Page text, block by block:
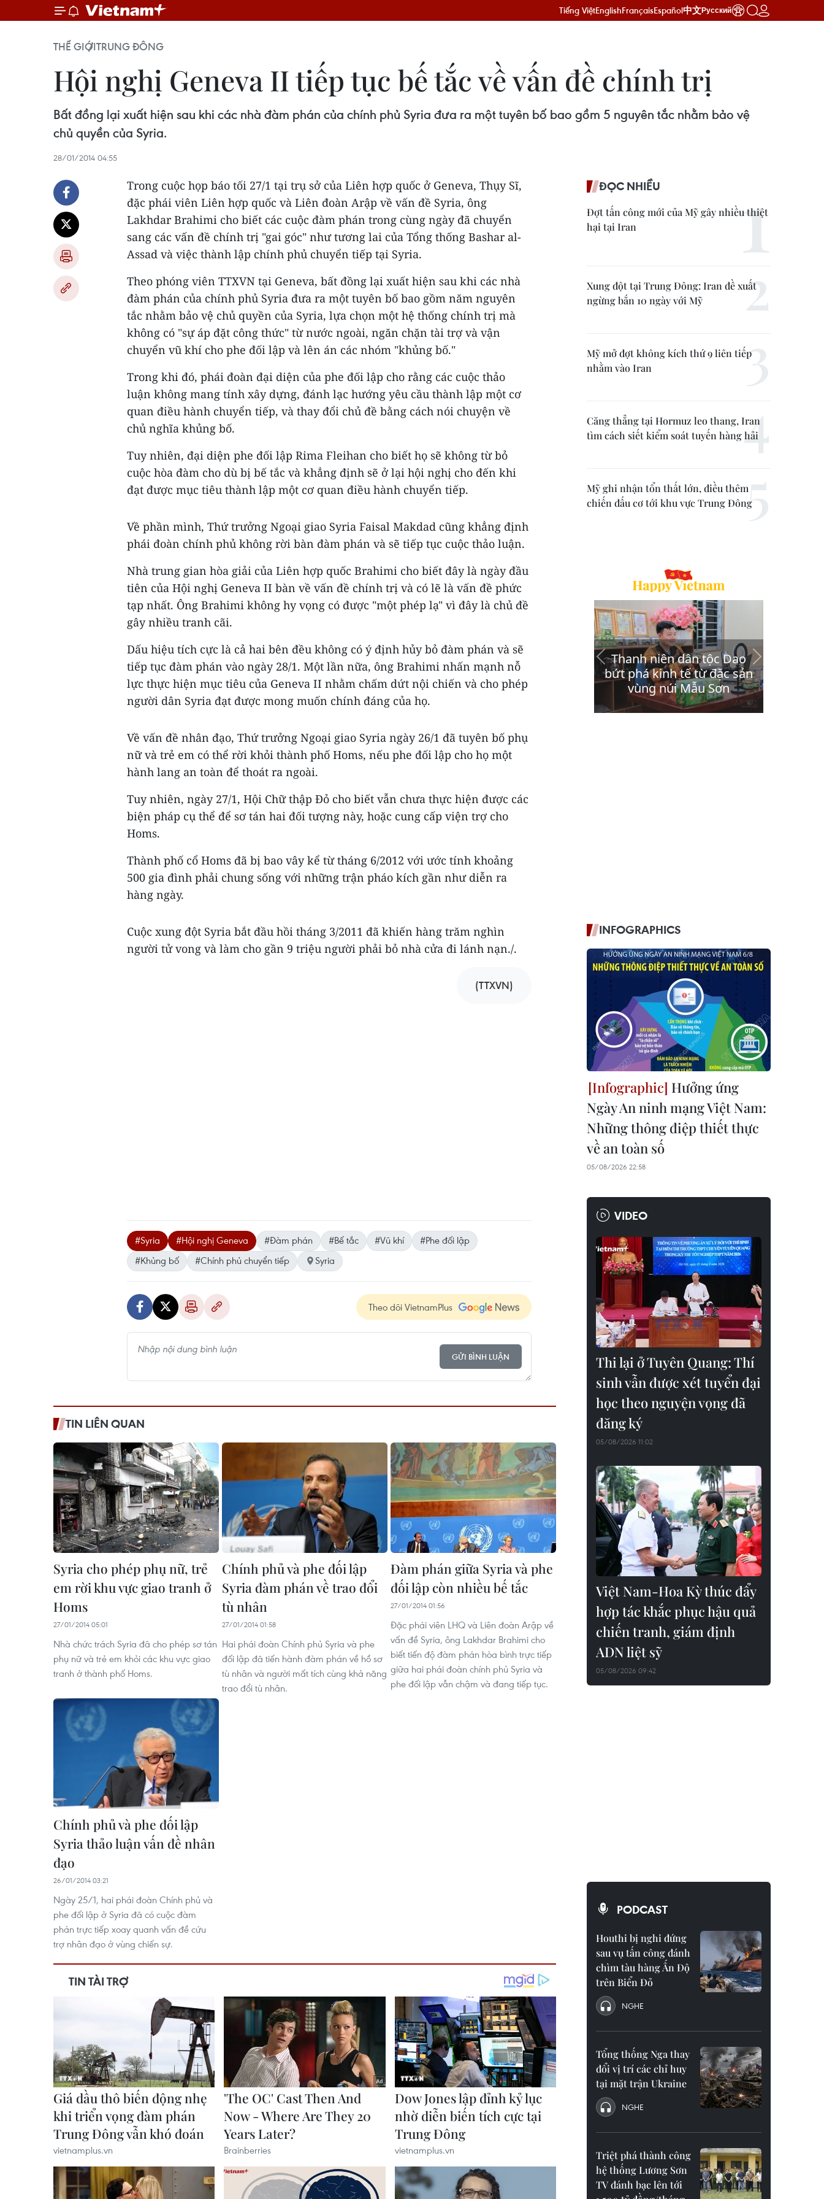
Tiếng ViệtEnglishFrançaisEspañol中文Русский
THẾ GIỚITRUNG ĐÔNG
Hội nghị Geneva II tiếp tục bế tắc về vấn đề chính trị
Bất đồng lại xuất hiện sau khi các nhà đàm phán của chính phủ Syria đưa ra một tuyên bố bao gồm 5 nguyên tắc nhằm bảo vệ
chủ quyền của Syria.
28/01/2014 04:55
Trong cuộc họp báo tối 27/1 tại trụ sở của Liên hợp quốc ở Geneva, Thụy Sĩ,
đặc phái viên Liên hợp quốc và Liên đoàn Arập về vấn đề Syria, ông
Lakhdar Brahimi cho biết các cuộc đàm phán trong cùng ngày đã chuyển
sang các vấn đề chính trị "gai góc" như tương lai của Tổng thống Bashar al-
Assad và việc thành lập chính phủ chuyển tiếp tại Syria.
Theo phóng viên TTXVN tại Geneva, bất đồng lại xuất hiện sau khi các nhà
đàm phán của chính phủ Syria đưa ra một tuyên bố bao gồm năm nguyên
tắc nhằm bảo vệ chủ quyền của Syria, lựa chọn một hệ thống chính trị mà
không có "sự áp đặt công thức" từ nước ngoài, ngăn chặn tài trợ và vận
chuyển vũ khí cho phe đối lập và lên án các nhóm "khủng bố."
Trong khi đó, phái đoàn đại diện của phe đối lập cho rằng các cuộc thảo
luận không mang tính xây dựng, đánh lạc hướng yêu cầu thành lập một cơ
quan điều hành chuyển tiếp, và thay đổi chủ đề bằng cách nói chuyện về
chủ nghĩa khủng bố.
Tuy nhiên, đại diện phe đối lập Rima Fleihan cho biết họ sẽ không từ bỏ
cuộc hòa đàm cho dù bị bế ​​tắc và khẳng định sẽ ở lại hội nghị cho đến khi
đạt được mục tiêu thành lập một cơ quan điều hành chuyển tiếp.
Về phần mình, Thứ trưởng Ngoại giao Syria Faisal Makdad cũng khẳng định
phái đoàn chính phủ không rời bàn đàm phán và sẽ tiếp tục cuộc thảo luận.
Nhà trung gian hòa giải của Liên hợp quốc Brahimi cho biết đây là ngày đầu
tiên của Hội nghị Geneva II bàn về vấn đề chính trị và có lẽ là vấn đề phức
tạp nhất. Ông Brahimi không hy vọng có được "một phép lạ" vì đây là chủ đề
gây nhiều tranh cãi.
Dấu hiệu tích cực là cả hai bên đều không có ý định hủy bỏ đàm phán và sẽ
tiếp tục đàm phán vào ngày 28/1. Một lần nữa, ông Brahimi nhấn mạnh nỗ
lực thực hiện mục tiêu của Geneva II nhằm chấm dứt nội chiến và cho phép
người dân Syria đạt được mong muốn chính đáng của họ.
Về vấn đề nhân đạo, Thứ trưởng Ngoại giao Syria ngày 26/1 đã tuyên bố phụ
nữ và trẻ em có thể rời khỏi thành phố Homs, nếu phe đối lập cho họ một
hành lang an toàn để thoát ra ngoài.
Tuy nhiên, ngày 27/1, Hội Chữ thập Đỏ cho biết vẫn chưa thực hiện được các
biện pháp cụ thể để sơ tán hai đối tượng này, hoặc cung cấp viện trợ cho
Homs.
Thành phố cổ Homs đã bị bao vây kể từ tháng 6/2012 với ước tính khoảng
500 gia đình phải chung sống với những trận pháo kích gần như diễn ra
hàng ngày.
Cuộc xung đột Syria bắt đầu hồi tháng 3/2011 đã khiến hàng trăm nghìn
người tử vong và làm cho gần 9 triệu người phải bỏ nhà cửa đi lánh nạn./.
(TTXVN)
#Syria #Hội nghị Geneva #Đàm phán #Bế tắc #Vũ khí
#Phe đối lập
#Khủng bố
#Chính phủ chuyển tiếp Syria
Theo dõi VietnamPlus
GỬI BÌNH LUẬN
TIN LIÊN QUAN
Syria cho phép phụ nữ, trẻ
em rời khu vực giao tranh ở
Homs
27/01/2014 05:01
Nhà chức trách Syria đã cho phép sơ tán
phụ nữ và trẻ em khỏi các khu vực giao
tranh ở thành phố Homs.
Chính phủ và phe đối lập
Syria đàm phán về trao đổi
tù nhân
27/01/2014 01:58
Hai phái đoàn Chính phủ Syria và phe
đối lập đã tiến hành đàm phán về hồ sơ
tù nhân và người mất tích cùng khả năng
trao đổi tù nhân.
Đàm phán giữa Syria và phe
đối lập còn nhiều bế tắc
27/01/2014 01:56
Đặc phái viên LHQ và Liên đoàn Arập về
vấn đề Syria, ông Lakhdar Brahimi cho
biết tiến độ đàm phán hòa bình trực tiếp
giữa hai phái đoàn chính phủ Syria và
phe đối lập vẫn chậm và đang tiếp tục.
Chính phủ và phe đối lập
Syria thảo luận vấn đề nhân
đạo
26/01/2014 03:21
Ngày 25/1, hai phái đoàn Chính phủ và
phe đối lập ở Syria đã có cuộc đàm
phán trực tiếp xoay quanh vấn đề cứu
trợ nhân đạo ở vùng chiến sự.
ĐỌC NHIỀU
Đợt tấn công mới của Mỹ gây nhiều thiệt
hại tại Iran
Xung đột tại Trung Đông: Iran đề xuất
ngừng bắn 10 ngày với Mỹ
Mỹ mở đợt không kích thứ 9 liên tiếp
nhằm vào Iran
Căng thẳng tại Hormuz leo thang, Iran
tìm cách siết kiểm soát tuyến hàng hải
Mỹ ghi nhận tổn thất lớn, điều thêm
chiến đấu cơ tới khu vực Trung Đông
INFOGRAPHICS
Hưởng ứng
Ngày An ninh mạng Việt Nam:
Những thông điệp thiết thực
về an toàn số
05/08/2026 22:58
VIDEO
Thi lại ở Tuyên Quang: Thí
sinh vẫn được xét tuyển đại
học theo nguyện vọng đã
đăng ký
05/08/2026 11:02
Việt Nam-Hoa Kỳ thúc đẩy
hợp tác khắc phục hậu quả
chiến tranh, giám định
ADN liệt sỹ
05/08/2026 09:42
PODCAST
Houthi bị nghi đứng
sau vụ tấn công đánh
chìm tàu hàng Ấn Độ
trên Biển Đỏ
NGHE
Tổng thống Nga thay
đổi vị trí các chỉ huy
tại mặt trận Ukraine
NGHE
Triệt phá thành công
hệ thống Lương Sơn
TV đánh bạc lên tới